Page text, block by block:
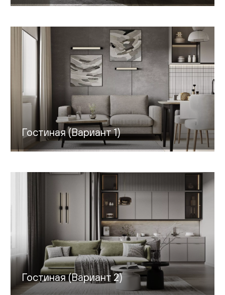
Гостиная (Вариант 1)
Гостиная (Вариант 2)